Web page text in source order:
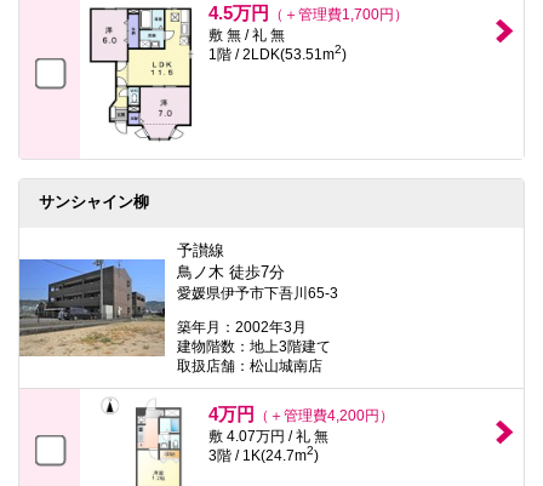
4.5万円
（＋管理費1,700円）
敷 無 / 礼 無
1階 / 2LDK(53.51m2)
サンシャイン柳
予讃線
鳥ノ木 徒歩7分
愛媛県伊予市下吾川65-3
築年月：2002年3月
建物階数：地上3階建て
取扱店舗：松山城南店
4万円
（＋管理費4,200円）
敷 4.07万円 / 礼 無
3階 / 1K(24.7m2)